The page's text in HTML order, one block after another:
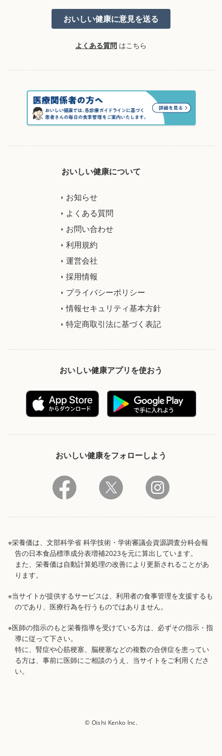
よくある質問 はこちら
おいしい健康について
お知らせ
よくある質問
お問い合わせ
利用規約
運営会社
採用情報
プライバシーポリシー
情報セキュリティ基本方針
特定商取引法に基づく表記
おいしい健康アプリを使おう
おいしい健康をフォローしよう
※栄養価は、文部科学省 科学技術・学術審議会資源調査分科会報
告の日本食品標準成分表増補2023を元に算出しています。
また、栄養価は自動計算処理の改善により更新されることがあ
ります。
※当サイトが提供するサービスは、利用者の食事管理を支援するも
のであり、医療行為を行うものではありません。
※医師の指示のもと栄養指導を受けている方は、必ずその指示・指
導に従って下さい。
特に、腎症や心筋梗塞、脳梗塞などの複数の合併症を患ってい
る方は、事前に医師にご相談のうえ、当サイトをご利用くださ
い。
© Oishi Kenko Inc.